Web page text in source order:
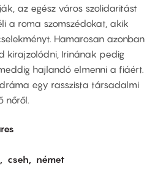
az egész város szolidaritást
a roma szomszédokat, akik
Hamarosan azonban
kirajzolódni, Irinának pedig
hajlandó elmenni a fiáért.
egy rasszista társadalmi
nőről.
cseh
német